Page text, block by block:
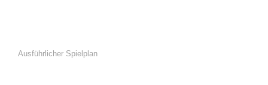
Ausführlicher Spielplan